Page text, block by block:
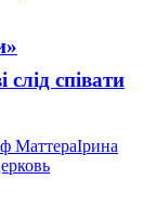
співати
МаттераІрина